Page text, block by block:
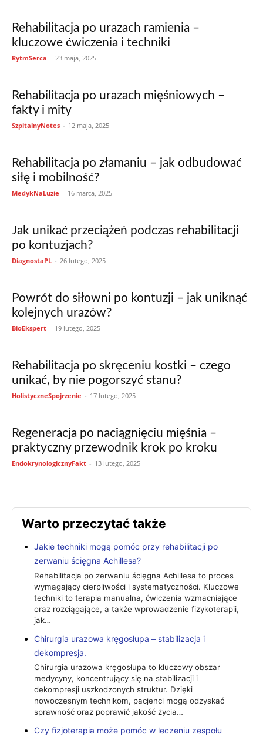
Rehabilitacja po urazach ramienia –
kluczowe ćwiczenia i techniki
RytmSerca - 23 maja, 2025
Rehabilitacja po urazach mięśniowych –
fakty i mity
SzpitalnyNotes - 12 maja, 2025
Rehabilitacja po złamaniu – jak odbudować
siłę i mobilność?
MedykNaLuzie - 16 marca, 2025
Jak unikać przeciążeń podczas rehabilitacji
po kontuzjach?
DiagnostaPL - 26 lutego, 2025
Powrót do siłowni po kontuzji – jak uniknąć
kolejnych urazów?
BioEkspert - 19 lutego, 2025
Rehabilitacja po skręceniu kostki – czego
unikać, by nie pogorszyć stanu?
HolistyczneSpojrzenie - 17 lutego, 2025
Regeneracja po naciągnięciu mięśnia –
praktyczny przewodnik krok po kroku
EndokrynologicznyFakt - 13 lutego, 2025
Warto przeczytać także
Jakie techniki mogą pomóc przy rehabilitacji po
zerwaniu ścięgna Achillesa?
Rehabilitacja po zerwaniu ścięgna Achillesa to proces
wymagający cierpliwości i systematyczności. Kluczowe
techniki to terapia manualna, ćwiczenia wzmacniające
oraz rozciągające, a także wprowadzenie fizykoterapii,
jak…
Chirurgia urazowa kręgosłupa – stabilizacja i
dekompresja.
Chirurgia urazowa kręgosłupa to kluczowy obszar
medycyny, koncentrujący się na stabilizacji i
dekompresji uszkodzonych struktur. Dzięki
nowoczesnym technikom, pacjenci mogą odzyskać
sprawność oraz poprawić jakość życia…
Czy fizjoterapia może pomóc w leczeniu zespołu